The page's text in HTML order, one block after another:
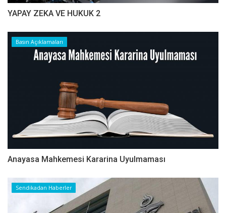
YAPAY ZEKA VE HUKUK 2
Basın Açıklamaları
Anayasa Mahkemesi Kararina Uyulmaması
Sendikadan Haberler